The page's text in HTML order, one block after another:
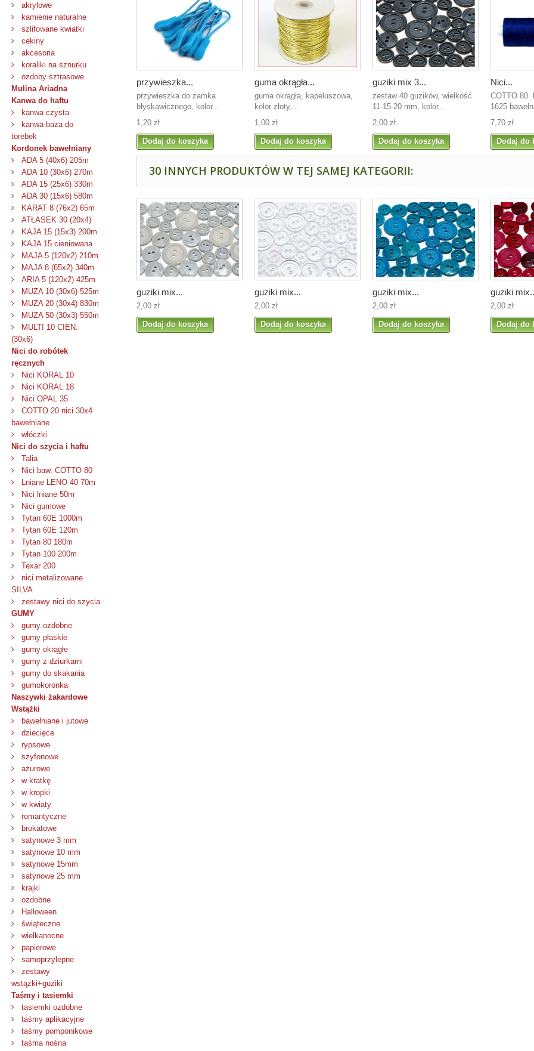
akrylowe
kamienie naturalne
szlifowane kwiatki
cekiny
akcesoria
koraliki na sznurku
ozdoby sztrasowe
Mulina Ariadna
Kanwa do haftu
kanwa czysta
kanwa-baza do
torebek
Kordonek bawełniany
ADA 5 (40x6) 205m
ADA 10 (30x6) 270m
ADA 15 (25x6) 330m
ADA 30 (15x6) 580m
KARAT 8 (76x2) 65m
ATŁASEK 30 (20x4)
KAJA 15 (15x3) 200m
KAJA 15 cieniowana
MAJA 5 (120x2) 210m
MAJA 8 (65x2) 340m
ARIA 5 (120x2) 425m
MUZA 10 (30x6) 525m
MUZA 20 (30x4) 830m
MUZA 50 (30x3) 550m
MULTI 10 CIEN.
(30x6)
Nici do robótek
ręcznych
Nici KORAL 10
Nici KORAL 18
Nici OPAL 35
COTTO 20 nici 30x4
bawełniane
włóczki
Nici do szycia i haftu
Talia
Nici baw. COTTO 80
Lniane LENO 40 70m
Nici lniane 50m
Nici gumowe
Tytan 60E 1000m
Tytan 60E 120m
Tytan 80 180m
Tytan 100 200m
Texar 200
nici metalizowane
SILVA
zestawy nici do szycia
GUMY
gumy ozdobne
gumy płaskie
gumy okrągłe
gumy z dziurkami
gumy do skakania
gumokoronka
Naszywki żakardowe
Wstążki
bawełniane i jutowe
dziecięce
rypsowe
szyfonowe
ażurowe
w kratkę
w kropki
w kwiaty
romantyczne
brokatowe
satynowe 3 mm
satynowe 10 mm
satynowe 15mm
satynowe 25 mm
krajki
ozdobne
Halloween
świąteczne
wielkanocne
papierowe
samoprzylepne
zestawy
wstążki+guziki
Taśmy i tasiemki
tasiemki ozdobne
taśmy aplikacyjne
taśmy pomponikowe
taśma nośna
przywieszka...
przywieszka do zamka
błyskawicznego, kolor...
1,20 zł
Dodaj do koszyka
guma okrągła...
guma okrągła, kapeluszowa,
kolor złoty,...
1,00 zł
Dodaj do koszyka
guziki mix 3...
zestaw 40 guzików, wielkość
11-15-20 mm, kolor...
2,00 zł
Dodaj do koszyka
Nici...
COTTO 80
1625
7,70 zł
Dodaj do
30 INNYCH PRODUKTÓW W TEJ SAMEJ KATEGORII:
guziki mix...
2,00 zł
Dodaj do koszyka
guziki mix...
2,00 zł
Dodaj do koszyka
guziki mix...
2,00 zł
Dodaj do koszyka
guziki
2,00 zł
Dodaj do